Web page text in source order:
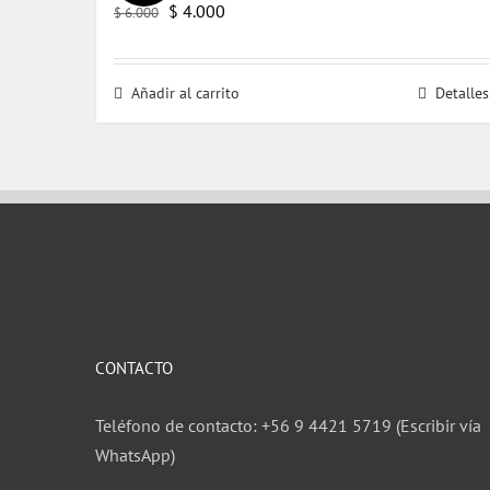
$6.000 El
original
era:
$ 4.000
actual
es:
Añadir al carrito Detalles
CONTACTO
Teléfono de contacto: +56 9 4421 5719 (Escribir vía
WhatsApp)